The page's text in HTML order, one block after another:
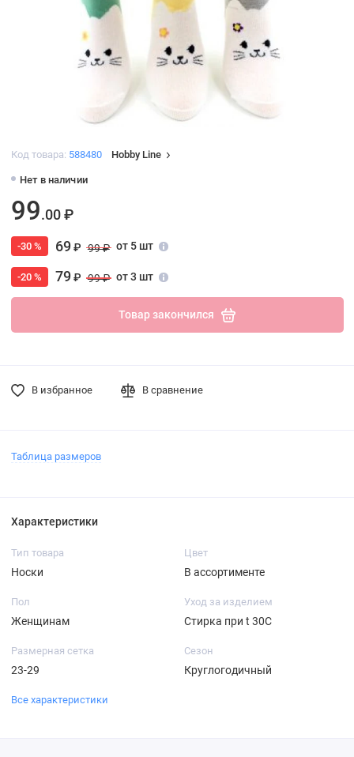
Код товара: 588480 Hobby Line
Нет в наличии
99.00 ₽
-30 % 69₽ 99 ₽ от 5 шт
-20 % 79₽ 99 ₽ от 3 шт
Товар закончился
В избранное В сравнение
Таблица размеров
Характеристики
Тип товара
Носки
Цвет
В ассортименте
Пол
Женщинам
Уход за изделием
Стирка при t 30С
Размерная сетка
23-29
Сезон
Круглогодичный
Все характеристики